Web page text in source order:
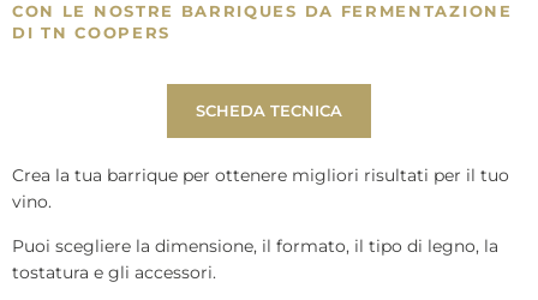
CON LE NOSTRE BARRIQUES DA FERMENTAZIONE
DI TN COOPERS
SCHEDA TECNICA
Crea la tua barrique per ottenere migliori risultati per il tuo
vino.
Puoi scegliere la dimensione, il formato, il tipo di legno, la
tostatura e gli accessori.